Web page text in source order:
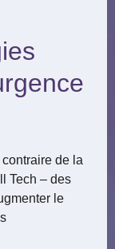
de la
Tech – des
le